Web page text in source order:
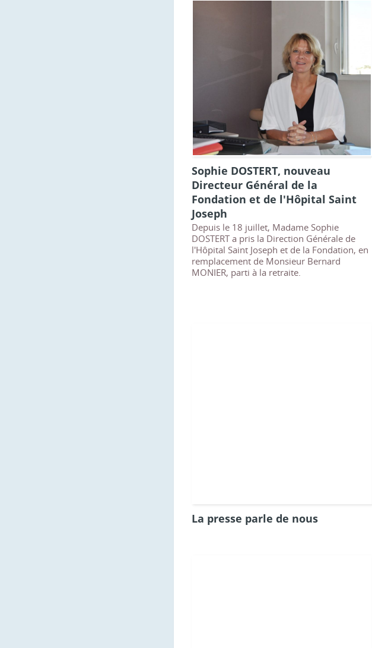
Sophie DOSTERT, nouveau
Directeur Général de la
Fondation et de l'Hôpital Saint
Joseph
Depuis le 18 juillet, Madame Sophie
DOSTERT a pris la Direction Générale de
l'Hôpital Saint Joseph et de la Fondation, en
remplacement de Monsieur Bernard
MONIER, parti à la retraite.
La presse parle de nous